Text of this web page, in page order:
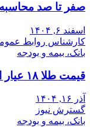
صفر تا صد
اسفند ۶, ۱۴۰۴
کارشناس روابط
بانک، بیمه و بودجه
قیمت طلا ۱۸ عیار امروز ۱۶ آذر اعلام شد + جدول
آذر ۱۶, ۱۴۰۴
گسترش نیوز
بانک، بیمه و بودجه